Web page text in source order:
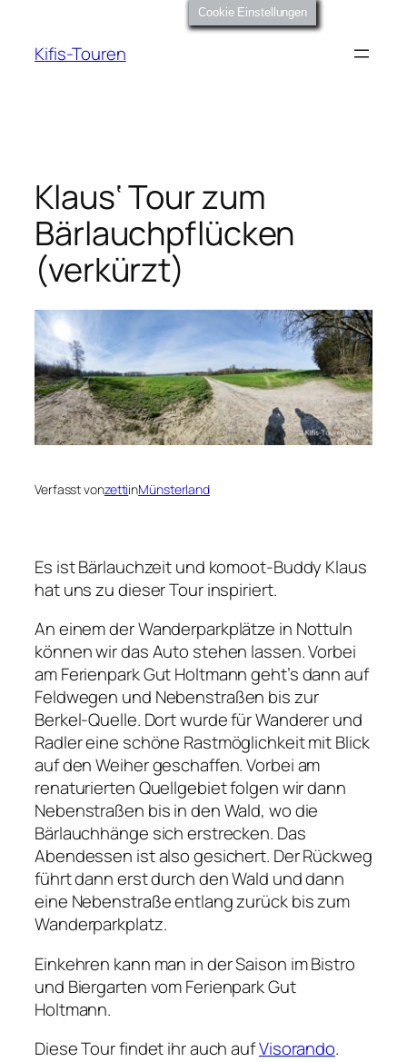
springen
Kifis-Touren
Klaus‘ Tour zum
Bärlauchpflücken
(verkürzt)
Verfasst vonzettiinMünsterland
Es ist Bärlauchzeit und komoot-Buddy Klaus
hat uns zu dieser Tour inspiriert.
An einem der Wanderparkplätze in Nottuln
können wir das Auto stehen lassen. Vorbei
am Ferienpark Gut Holtmann geht’s dann auf
Feldwegen und Nebenstraßen bis zur
Berkel-Quelle. Dort wurde für Wanderer und
Radler eine schöne Rastmöglichkeit mit Blick
auf den Weiher geschaffen. Vorbei am
renaturierten Quellgebiet folgen wir dann
Nebenstraßen bis in den Wald, wo die
Bärlauchhänge sich erstrecken. Das
Abendessen ist also gesichert. Der Rückweg
führt dann erst durch den Wald und dann
eine Nebenstraße entlang zurück bis zum
Wanderparkplatz.
Einkehren kann man in der Saison im Bistro
und Biergarten vom Ferienpark Gut
Holtmann.
Diese Tour findet ihr auch aufVisorando.
Cookie Einstellungen